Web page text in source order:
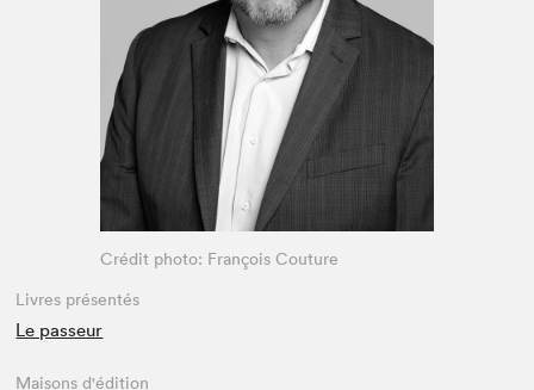
Espace enseignant·e·s
Espace pro
Crédit photo: François Couture
Livres présentés
Le passeur
Maisons d'édition